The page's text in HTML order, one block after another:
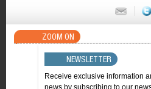
ZOOM ON
NEWSLETTER
Receive exclusive information
news by subscribing to our